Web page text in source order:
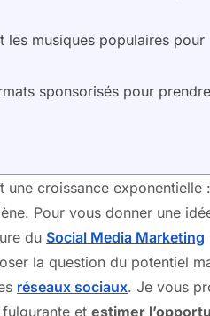
les musiques populaires pour
sponsorisés pour
croissance exponentielle
Pour vous donner une
du Social Media Marketing
la question du potentiel
réseaux sociaux. Je vous
et estimer